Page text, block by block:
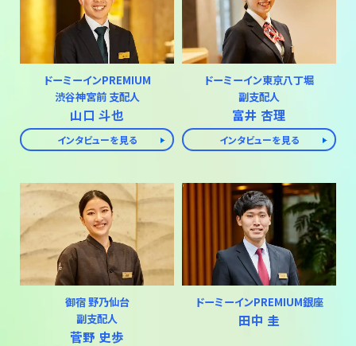
ドーミーインPREMIUM
渋谷神宮前 支配人
山口 斗也
インタビューを見る
ドーミーイン東京八丁堀
副支配人
富井 杏理
インタビューを見る
御宿 野乃仙台
副支配人
菅野 史歩
ドーミーインPREMIUM銀座
田中 圭